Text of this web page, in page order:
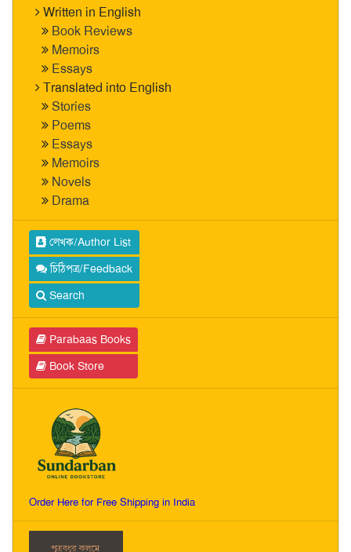
Written in English
Book Reviews
Memoirs
Essays
Translated into English
Stories
Poems
Essays
Memoirs
Novels
Drama
লেখক/Author List
চিঠিপত্র/Feedback
Search
Parabaas Books
Book Store
Order Here for Free Shipping in India